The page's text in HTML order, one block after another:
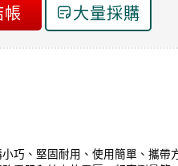
大量採購
巧、堅固耐用、使用簡單、攜帶